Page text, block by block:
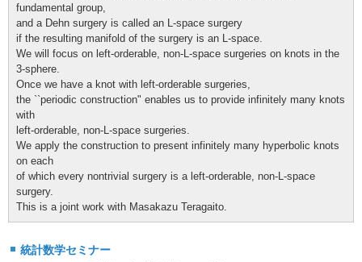
fundamental group,
and a Dehn surgery is called an L-space surgery
if the resulting manifold of the surgery is an L-space.
We will focus on left-orderable, non-L-space surgeries on knots in the
3-sphere.
Once we have a knot with left-orderable surgeries,
the ``periodic construction" enables us to provide infinitely many knots
with
left-orderable, non-L-space surgeries.
We apply the construction to present infinitely many hyperbolic knots
on each
of which every nontrivial surgery is a left-orderable, non-L-space
surgery.
This is a joint work with Masakazu Teragaito.
統計数学セミナー